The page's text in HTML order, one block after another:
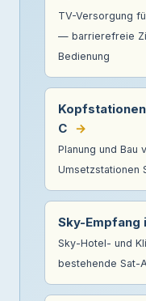
TV-Versorgung
— barrierefreie
Bedienung
C →
Planung und Bau
Umsetzstationen
Sky-Empfang
Sky-Hotel- und
bestehende Sat-